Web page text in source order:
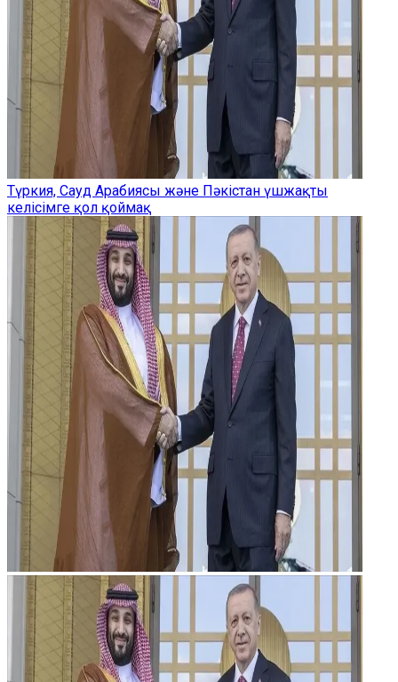
Түркия, Сауд Арабиясы және Пәкістан үшжақты
келісімге қол қоймақ